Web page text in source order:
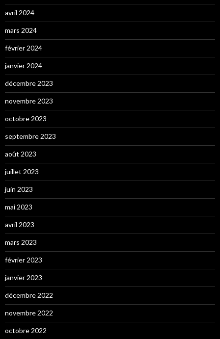
avril 2024
mars 2024
février 2024
janvier 2024
décembre 2023
novembre 2023
octobre 2023
septembre 2023
août 2023
juillet 2023
juin 2023
mai 2023
avril 2023
mars 2023
février 2023
janvier 2023
décembre 2022
novembre 2022
octobre 2022